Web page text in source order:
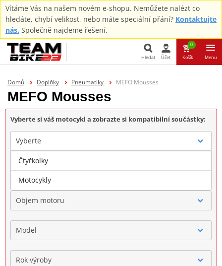
Vítáme Vás na našem novém e-shopu. Nemůžete nalézt co
hledáte, chybí velikost, nebo máte speciální přání? Kontaktujte
nás. Společně najdeme řešení.
Hledat Účet
0
Košík Menu
Domů Doplňky Pneumatiky MEFO Mousses
MEFO Mousses
Vyberte si váš motocykl a zobrazte si kompatibilní součástky:
Vyberte
Značka
Objem motoru
Model
Rok výroby
Čtyřkolky
Motocykly